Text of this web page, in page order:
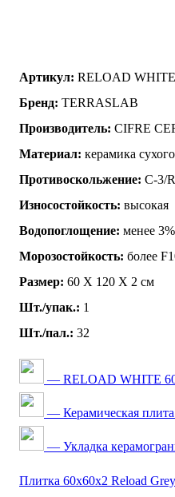
Артикул: RELOAD
Бренд: TERRASLAB
Производитель: CIFRE
Материал: керамика
Противоскольжение: C-3/
Износостойкость: высокая
Водопоглощение: менее 3%
Морозостойкость: более
Размер: 60 Х 120 Х 2 см
Шт./упак.: 1
Шт./пал.: 32
— RELOAD WHITE
— Керамическая
— Укладка
Плитка 60x60x2 Reload Grey